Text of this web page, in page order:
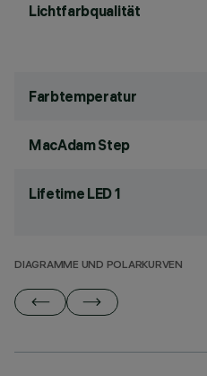
Lichtfarbqualität
Farbtemperatur
MacAdam Step
Lifetime LED 1
DIAGRAMME UND POLARKURVEN